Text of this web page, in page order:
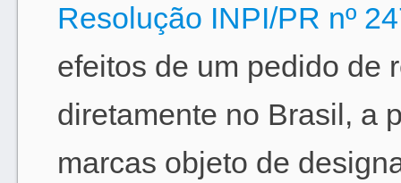
Resolução INPI/PR nº
efeitos de um pedido de
diretamente no Brasil, a
marcas objeto de